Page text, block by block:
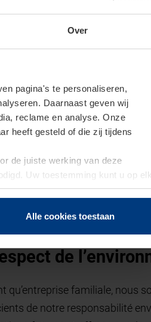
Over
pagina's te personaliseren,
Daarnaast geven wij
reclame en analyse. Onze
heeft gesteld of die zij tijdens
de juiste werking van deze
Uw toestemming kunt u op elk
of herroepen.
Alle cookies toestaan
Qualité
conçus et produits au
Hörmann.